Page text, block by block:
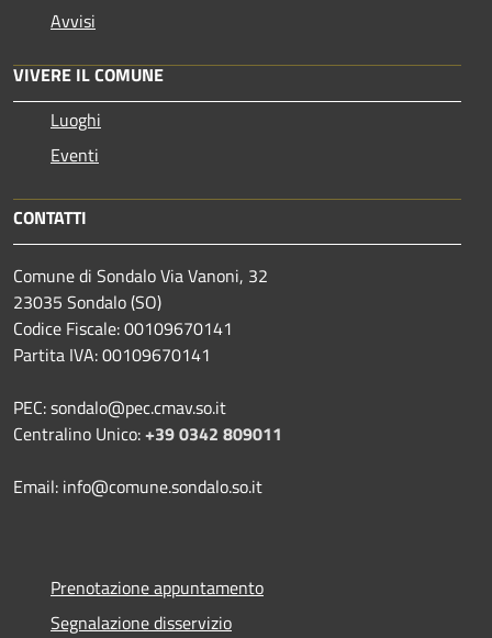
Avvisi
VIVERE IL COMUNE
Luoghi
Eventi
CONTATTI
Comune di Sondalo Via Vanoni, 32
23035 Sondalo (SO)
Codice Fiscale: 00109670141
Partita IVA: 00109670141
PEC: sondalo@pec.cmav.so.it
Centralino Unico:+39 0342 809011
Email: info@comune.sondalo.so.it
Prenotazione appuntamento
Segnalazione disservizio